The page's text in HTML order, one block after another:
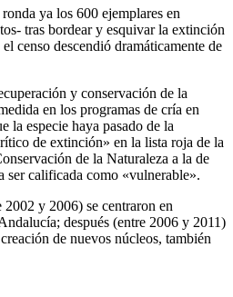
ya los 600 ejemplares en
tras bordear y esquivar la extinción
censo descendió dramáticamente de
y conservación de la
en los programas de cría en
la especie haya pasado de la
de extinción» en la lista roja de la
de la Naturaleza a la de
ser calificada como «vulnerable».
y 2006) se centraron en
después (entre 2006 y 2011)
de nuevos núcleos, también